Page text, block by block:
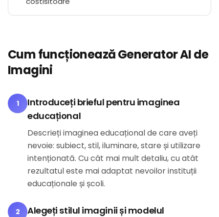
Cum funcționează Generator AI de
Imagini
1
Introduceți brieful pentru imaginea
educațional
Descrieți imaginea educațional de care aveți
nevoie: subiect, stil, iluminare, stare și utilizare
intenționată. Cu cât mai mult detaliu, cu atât
rezultatul este mai adaptat nevoilor instituții
educaționale și școli.
2 Alegeți stilul imaginii și modelul